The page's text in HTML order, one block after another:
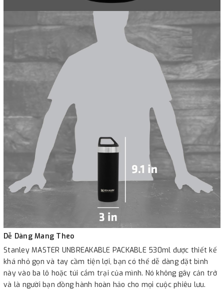
Dễ Dàng Mang Theo
Stanley MASTER UNBREAKABLE PACKABLE 530ml được thiết kế
khá nhỏ gọn và tay cầm tiện lợi, bạn có thể dễ dàng đặt bình
này vào ba lô hoặc túi cắm trại của mình. Nó không gây cản trở
và là người bạn đồng hành hoàn hảo cho mọi cuộc phiêu lưu.